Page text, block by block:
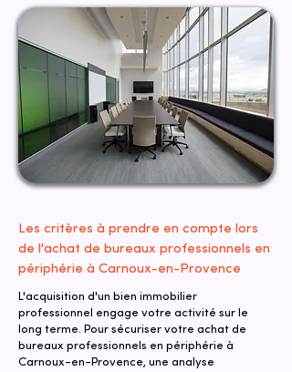
Les critères à prendre en compte lors
de l'achat de bureaux professionnels en
périphérie à Carnoux-en-Provence
L'acquisition d'un bien immobilier
professionnel engage votre activité sur le
long terme. Pour sécuriser votre achat de
bureaux professionnels en périphérie à
Carnoux-en-Provence, une analyse